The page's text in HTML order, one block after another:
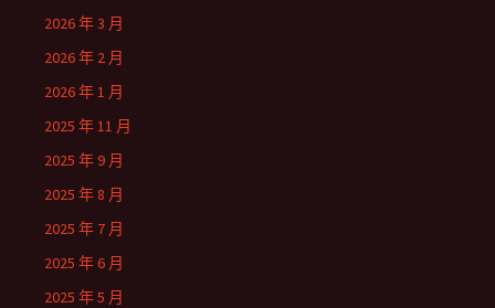
2026 年 3 月
2026 年 2 月
2026 年 1 月
2025 年 11 月
2025 年 9 月
2025 年 8 月
2025 年 7 月
2025 年 6 月
2025 年 5 月